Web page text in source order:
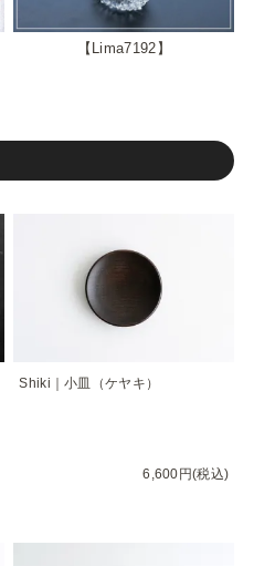
Lima7192
Shiki｜小皿（ケヤキ）
6,600円(税込)